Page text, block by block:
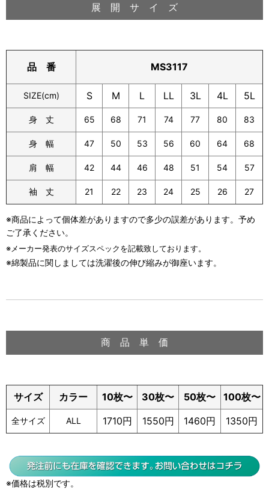
展 開 サ イ ズ
品 番 MS3117
SIZE(cm) S M L LL 3L 4L 5L
身 丈 65 68 71 74 77 80 83
身 幅 47 50 53 56 60 64 68
肩 幅 42 44 46 48 51 54 57
袖 丈 21 22 23 24 25 26 27
※商品によって個体差がありますので多少の誤差があります。予め
ご了承ください。
※メーカー発表のサイズスペックを記載致しております。
※綿製品に関しましては洗濯後の伸び縮みが御座います。
商 品 単 価
サイズ カラー 10枚〜 30枚〜 50枚〜 100枚〜
全サイズ ALL 1710円 1550円 1460円 1350円
※価格は税別です。